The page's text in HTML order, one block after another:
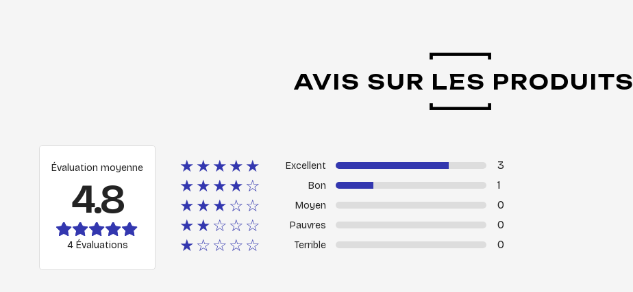
AVIS SUR LES PRODUITS
Évaluation moyenne
4.8
4 Évaluations
★★★★★ Excellent 3
★★★★☆ Bon 1
★★★☆☆ Moyen 0
★★☆☆☆ Pauvres 0
★☆☆☆☆ Terrible 0